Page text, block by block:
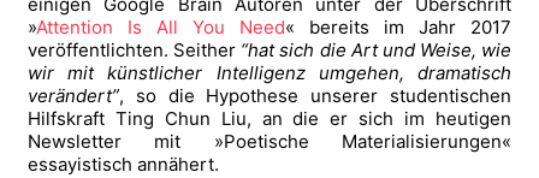
»Attention Is All You Need« bereits im Jahr 2017
veröffentlichten. Seither “hat sich die Art und Weise, wie
wir mit künstlicher Intelligenz umgehen, dramatisch
verändert”, so die Hypothese unserer studentischen
Hilfskraft Ting Chun Liu, an die er sich im heutigen
Newsletter mit »Poetische Materialisierungen«
essayistisch annähert.